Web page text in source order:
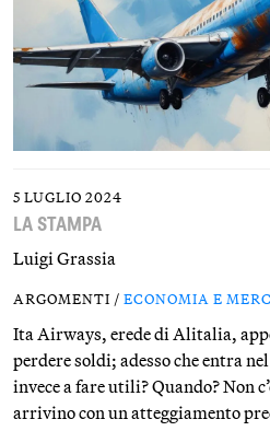
5 LUGLIO 2024
LA STAMPA
Luigi Grassia
ARGOMENTI / ECONOMIA E
Ita Airways, erede di Alitalia,
perdere soldi; adesso che entra
invece a fare utili? Quando? Non
arrivino con un atteggiamento